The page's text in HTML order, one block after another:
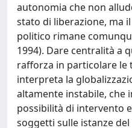
autonomia che non
stato di liberazione, ma
politico rimane
1994). Dare centralità a
rafforza in particolare le
interpreta la
altamente instabile, che
possibilità di intervento
soggetti sulle istanze